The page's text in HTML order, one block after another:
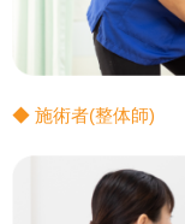
◆ 施術者(整体師)